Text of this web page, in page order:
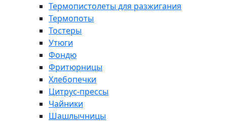
Термопистолеты для разжигания
Термопоты
Тостеры
Утюги
Фондю
Фритюрницы
Хлебопечки
Цитрус-прессы
Чайники
Шашлычницы